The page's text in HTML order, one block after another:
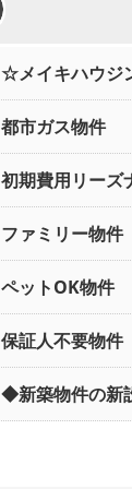
☆メイキハウジ
都市ガス物件
初期費用リーズ
ファミリー物件
ペットOK物件
保証人不要物件
◆新築物件の新